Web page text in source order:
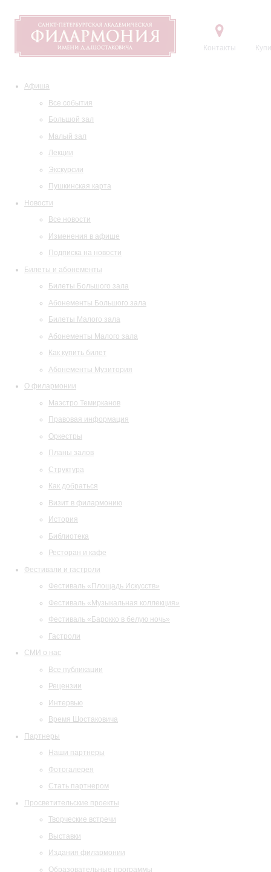
Контакты
Афиша
Все события
Большой зал
Малый зал
Лекции
Экскурсии
Пушкинская карта
Новости
Все новости
Изменения в афише
Подписка на новости
Билеты и абонементы
Билеты Большого зала
Абонементы Большого зала
Билеты Малого зала
Абонементы Малого зала
Как купить билет
Абонементы Музитория
О филармонии
Маэстро Темирканов
Правовая информация
Оркестры
Планы залов
Структура
Как добраться
Визит в филармонию
История
Библиотека
Ресторан и кафе
Фестивали и гастроли
Фестиваль «Площадь Искусств»
Фестиваль «Музыкальная коллекция»
Фестиваль «Барокко в белую ночь»
Гастроли
СМИ о нас
Все публикации
Рецензии
Интервью
Время Шостаковича
Партнеры
Наши партнеры
Фотогалерея
Стать партнером
Просветительские проекты
Творческие встречи
Выставки
Издания филармонии
Образовательные программы